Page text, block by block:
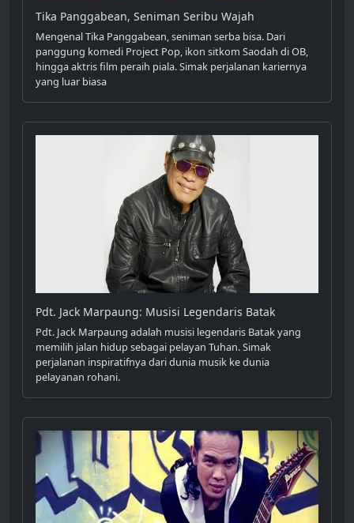
Tika Panggabean, Seniman Seribu Wajah
Mengenal Tika Panggabean, seniman serba bisa. Dari
panggung komedi Project Pop, ikon sitkom Saodah di OB,
hingga aktris film peraih piala. Simak perjalanan kariernya
yang luar biasa
Pdt. Jack Marpaung: Musisi Legendaris Batak
Pdt. Jack Marpaung adalah musisi legendaris Batak yang
memilih jalan hidup sebagai pelayan Tuhan. Simak
perjalanan inspiratifnya dari dunia musik ke dunia
pelayanan rohani.